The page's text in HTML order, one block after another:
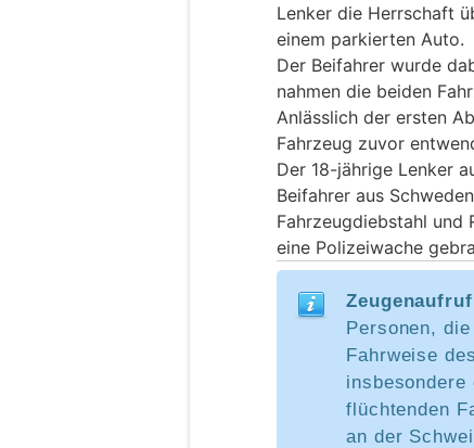
Lenker die Herrschaft
einem parkierten Auto.
Der Beifahrer wurde
nahmen die beiden
Anlässlich der ersten
Fahrzeug zuvor
Der 18-jährige Lenker
Beifahrer aus
Fahrzeugdiebstahl und
eine Polizeiwache
Zeugenaufruf
Personen,
Fahrweise
flüchtenden
an der